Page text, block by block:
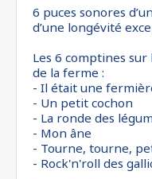
6 puces sonores
d’une longévité
Les 6 comptines
de la ferme :
- Il était une
- Un petit cochon
- La ronde des
- Mon âne
- Tourne, tourne,
- Rock'n'roll des